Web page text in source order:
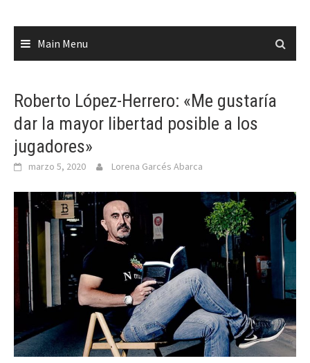
Main Menu
Roberto López-Herrero: «Me gustaría
dar la mayor libertad posible a los
jugadores»
marzo 5, 2020 Lorena Garcés Abarca